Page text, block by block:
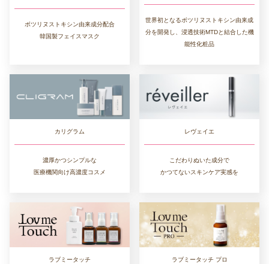
ボツリヌストキシン由来成分配合
韓国製フェイスマスク
世界初となるボツリヌストキシン由来成
分を開発し、浸透技術MTDと結合した機
能性化粧品
カリグラム
濃厚かつシンプルな
医療機関向け高濃度コスメ
レヴェイエ
こだわりぬいた成分で
かつてないスキンケア実感を
ラブミータッチ ラブミータッチ プロ